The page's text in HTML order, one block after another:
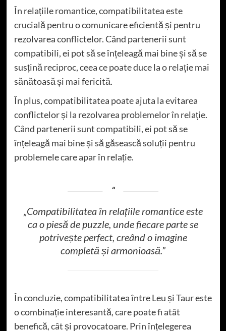
În relațiile romantice, compatibilitatea este
crucială pentru o comunicare eficientă și pentru
rezolvarea conflictelor. Când partenerii sunt
compatibili, ei pot să se înțeleagă mai bine și să se
susțină reciproc, ceea ce poate duce la o relație mai
sănătoasă și mai fericită.
În plus, compatibilitatea poate ajuta la evitarea
conflictelor și la rezolvarea problemelor în relație.
Când partenerii sunt compatibili, ei pot să se
înțeleagă mai bine și să găsească soluții pentru
problemele care apar în relație.
„Compatibilitatea în relațiile romantice este
ca o piesă de puzzle, unde fiecare parte se
potrivește perfect, creând o imagine
completă și armonioasă.”
În concluzie, compatibilitatea între Leu și Taur este
o combinație interesantă, care poate fi atât
benefică, cât și provocatoare. Prin înțelegerea